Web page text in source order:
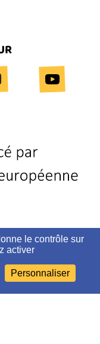
CRÉDITS
le contrôle sur
activer
Personnaliser